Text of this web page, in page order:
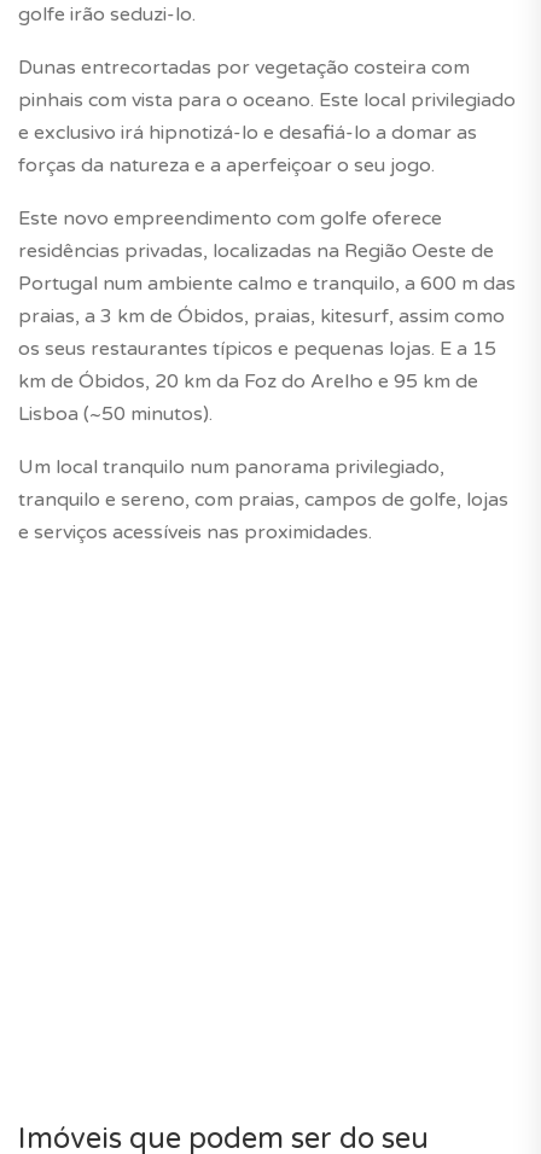
golfe irão seduzi-lo.
Dunas entrecortadas por vegetação costeira com
pinhais com vista para o oceano. Este local privilegiado
e exclusivo irá hipnotizá-lo e desafiá-lo a domar as
forças da natureza e a aperfeiçoar o seu jogo.
Este novo empreendimento com golfe oferece
residências privadas, localizadas na Região Oeste de
Portugal num ambiente calmo e tranquilo, a 600 m das
praias, a 3 km de Óbidos, praias, kitesurf, assim como
os seus restaurantes típicos e pequenas lojas. E a 15
km de Óbidos, 20 km da Foz do Arelho e 95 km de
Lisboa (~50 minutos).
Um local tranquilo num panorama privilegiado,
tranquilo e sereno, com praias, campos de golfe, lojas
e serviços acessíveis nas proximidades.
Imóveis que podem ser do seu